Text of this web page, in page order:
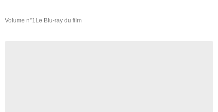
Volume n°1Le Blu-ray du film